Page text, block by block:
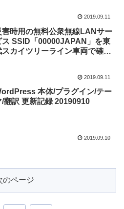
2019.09.11
害時用の無料公衆無線LANサー
ス SSID「00000JAPAN」を東
スカイツリーライン車両で確認
2019.09.11
本体/プラグイン/テー
/翻訳 更新記録 20190910
2019.09.10
のページ